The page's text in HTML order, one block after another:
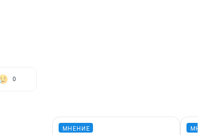
0
МНЕНИЕ